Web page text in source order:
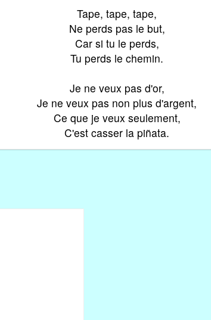
Tape, tape, tape,
Ne perds pas le but,
Car si tu le perds,
Tu perds le chemin.
Je ne veux pas d'or,
Je ne veux pas non plus d'argent,
Ce que je veux seulement,
C'est casser la piñata.